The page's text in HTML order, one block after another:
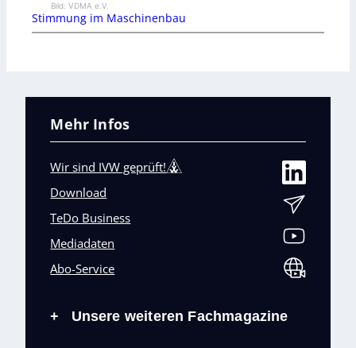
Bild: VDMA e.V.
Stimmung im Maschinenbau
Mehr Infos
Wir sind IVW geprüft!
Download
TeDo Business
Mediadaten
Abo-Service
+ Unsere weiteren Fachmagazine